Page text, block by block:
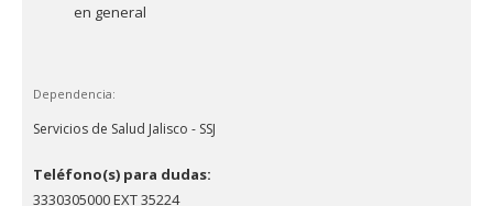
en general
Dependencia:
Servicios de Salud Jalisco - SSJ
Teléfono(s) para dudas:
3330305000 EXT 35224